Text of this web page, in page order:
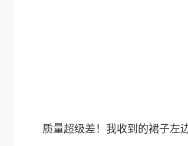
质量超级差！我收到的裙子左